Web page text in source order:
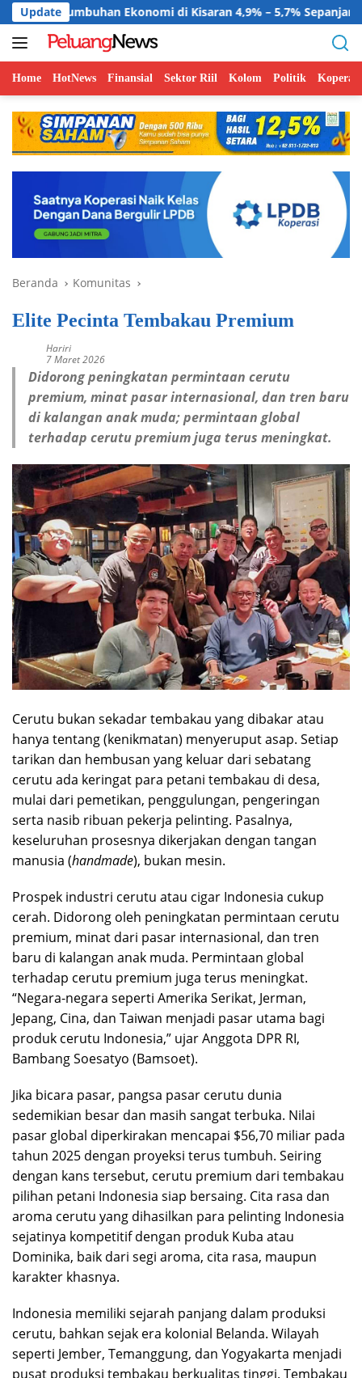
Langsung
ke
konten
Update
Ekonomi di Kisaran 4,9% – 5,7% Sepanjang 2026
Home HotNews Finansial Sektor Riil Kolom Politik Koperasi
Beranda Komunitas
Elite Pecinta Tembakau Premium
Hariri
7 Maret 2026
Didorong peningkatan permintaan cerutu
premium, minat pasar internasional, dan tren baru
di kalangan anak muda; permintaan global
terhadap cerutu premium juga terus meningkat.
Cerutu bukan sekadar tembakau yang dibakar atau
hanya tentang (kenikmatan) menyeruput asap. Setiap
tarikan dan hembusan yang keluar dari sebatang
cerutu ada keringat para petani tembakau di desa,
mulai dari pemetikan, penggulungan, pengeringan
serta nasib ribuan pekerja pelinting. Pasalnya,
keseluruhan prosesnya dikerjakan dengan tangan
manusia (handmade), bukan mesin.
Prospek industri cerutu atau cigar Indonesia cukup
cerah. Didorong oleh peningkatan permintaan cerutu
premium, minat dari pasar internasional, dan tren
baru di kalangan anak muda. Permintaan global
terhadap cerutu premium juga terus meningkat.
“Negara-negara seperti Amerika Serikat, Jerman,
Jepang, Cina, dan Taiwan menjadi pasar utama bagi
produk cerutu Indonesia,” ujar Anggota DPR RI,
Bambang Soesatyo (Bamsoet).
Jika bicara pasar, pangsa pasar cerutu dunia
sedemikian besar dan masih sangat terbuka. Nilai
pasar global diperkirakan mencapai $56,70 miliar pada
tahun 2025 dengan proyeksi terus tumbuh. Seiring
dengan kans tersebut, cerutu premium dari tembakau
pilihan petani Indonesia siap bersaing. Cita rasa dan
aroma cerutu yang dihasilkan para pelinting Indonesia
sejatinya kompetitif dengan produk Kuba atau
Dominika, baik dari segi aroma, cita rasa, maupun
karakter khasnya.
Indonesia memiliki sejarah panjang dalam produksi
cerutu, bahkan sejak era kolonial Belanda. Wilayah
seperti Jember, Temanggung, dan Yogyakarta menjadi
pusat produksi tembakau berkualitas tinggi. Tembakau